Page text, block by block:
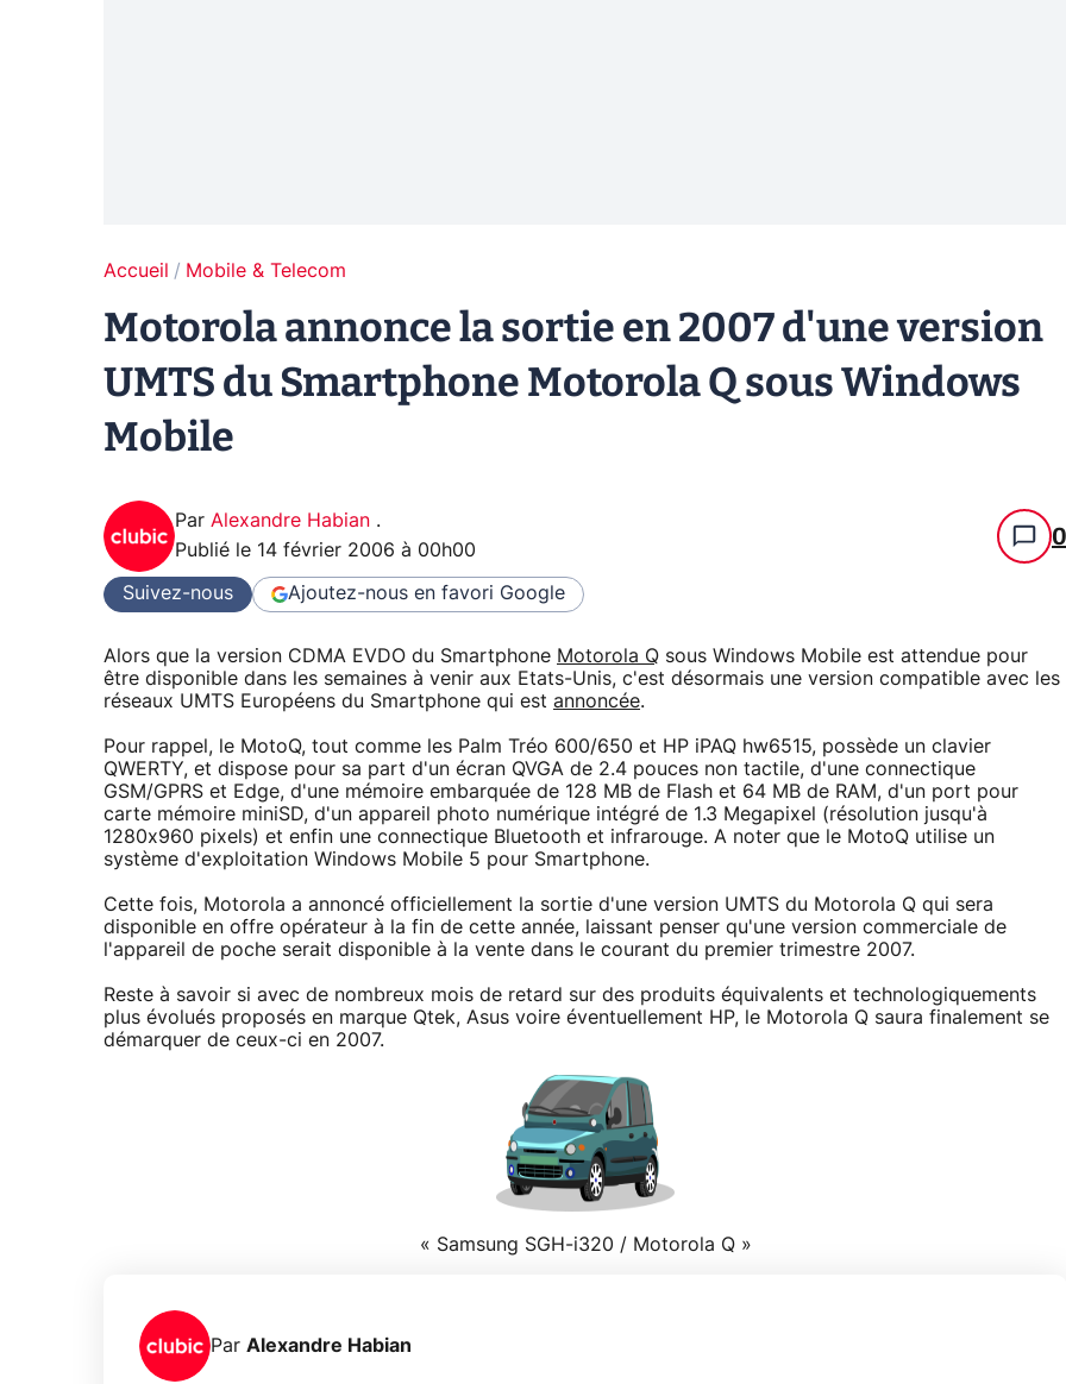
Accueil Mobile & Telecom
Motorola annonce la sortie en 2007 d'une version
UMTS du Smartphone Motorola Q sous Windows
Mobile
Par Alexandre Habian .
Publié le 14 février 2006 à 00h00 0
Suivez-nous Ajoutez-nous en favori Google
Alors que la version CDMA EVDO du Smartphone Motorola Q sous Windows Mobile est attendue pour
être disponible dans les semaines à venir aux Etats-Unis, c'est désormais une version compatible avec les
réseaux UMTS Européens du Smartphone qui est annoncée.
Pour rappel, le MotoQ, tout comme les Palm Tréo 600/650 et HP iPAQ hw6515, possède un clavier
QWERTY, et dispose pour sa part d'un écran QVGA de 2.4 pouces non tactile, d'une connectique
GSM/GPRS et Edge, d'une mémoire embarquée de 128 MB de Flash et 64 MB de RAM, d'un port pour
carte mémoire miniSD, d'un appareil photo numérique intégré de 1.3 Megapixel (résolution jusqu'à
1280x960 pixels) et enfin une connectique Bluetooth et infrarouge. A noter que le MotoQ utilise un
système d'exploitation Windows Mobile 5 pour Smartphone.
Cette fois, Motorola a annoncé officiellement la sortie d'une version UMTS du Motorola Q qui sera
disponible en offre opérateur à la fin de cette année, laissant penser qu'une version commerciale de
l'appareil de poche serait disponible à la vente dans le courant du premier trimestre 2007.
Reste à savoir si avec de nombreux mois de retard sur des produits équivalents et technologiquements
plus évolués proposés en marque Qtek, Asus voire éventuellement HP, le Motorola Q saura finalement se
démarquer de ceux-ci en 2007.
« Samsung SGH-i320 / Motorola Q »
Par Alexandre Habian